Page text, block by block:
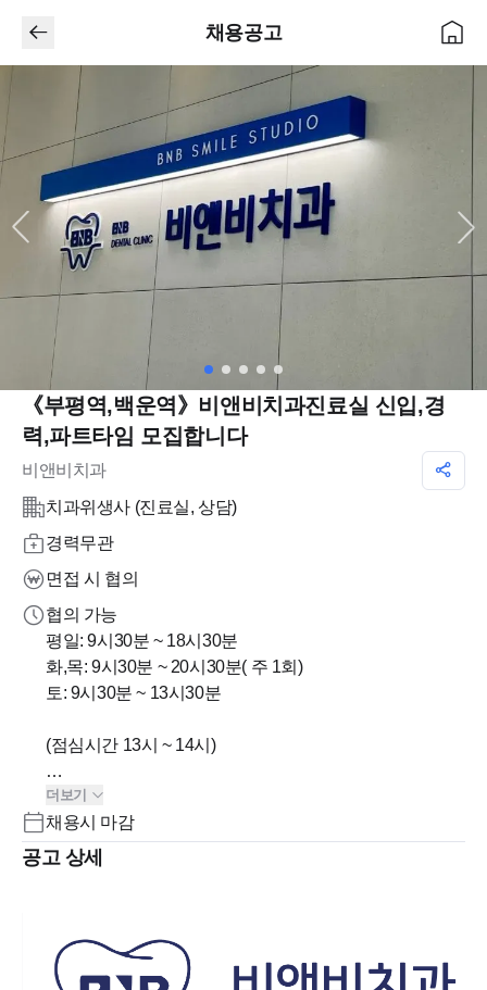
채용공고
《부평역,백운역》비앤비치과진료실 신입,경
력,파트타임 모집합니다
비앤비치과
치과위생사 (진료실, 상담)
경력무관
면접 시 협의
협의 가능
평일: 9시30분 ~ 18시30분
화,목: 9시30분 ~ 20시30분( 주 1회)
토: 9시30분 ~ 13시30분
(점심시간 13시 ~ 14시)
근무시간 협의가능
더보기
채용시 마감
공고 상세